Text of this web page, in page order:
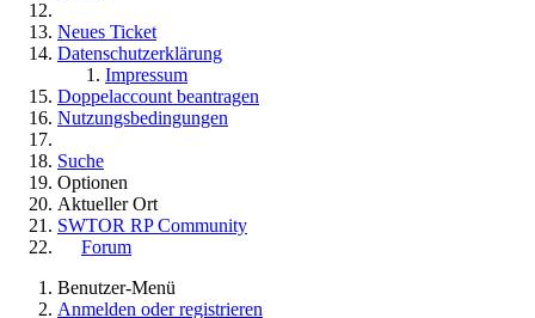
Neues Ticket
Datenschutzerklärung
Impressum
Doppelaccount beantragen
Nutzungsbedingungen
Suche
Optionen
Aktueller Ort
SWTOR RP Community
Forum
Benutzer-Menü
Anmelden oder registrieren